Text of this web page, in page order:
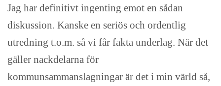
Jag har definitivt ingenting emot en sådan
diskussion. Kanske en seriös och ordentlig
utredning t.o.m. så vi får fakta underlag. När det
gäller nackdelarna för
kommunsammanslagningar är det i min värld så,